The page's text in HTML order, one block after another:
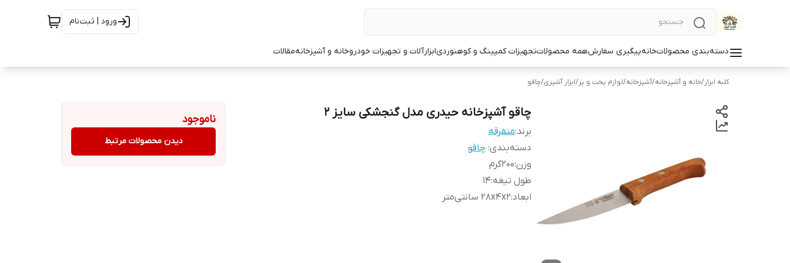
ورود | ثبت‌نام
دسته‌بندی محصولاتخانهپیگیری سفارشهمه محصولاتتجهیزات کمپینگ و کوهنوردیابزارآلات و تجهیزات خودروخانه و آشپزخانهمقالات
کلبه ابزار/خانه و آشپزخانه/آشپزخانه/لوازم پخت و پز/ابزار آشپزی/چاقو
چاقو آشپزخانه حیدری مدل گنجشکی سایز 2
برند:متفرقه
دسته‌بندی: چاقو
وزن:200گرم
طول تیغه:
14
ابعاد:28x4x2 سانتی‌متر
ناموجود
دیدن محصولات مرتبط